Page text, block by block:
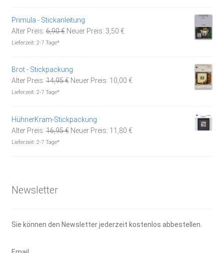
Primula - Stickanleitung
Alter Preis: 6,90€ Ursprünglicher
Neuer Preis: 3,50 €Aktueller
Lieferzeit: 2-7 Tage*
Brot - Stickpackung
Alter Preis: 14,95€ Ursprünglicher
Neuer Preis: 10,00 €Aktueller
Lieferzeit: 2-7 Tage*
HühnerKram-Stickpackung
Alter Preis: 16,95€ Ursprünglicher
Neuer Preis: 11,80 €Aktueller
Lieferzeit: 2-7 Tage*
Newsletter
Sie können den Newsletter jederzeit kostenlos abbestellen.